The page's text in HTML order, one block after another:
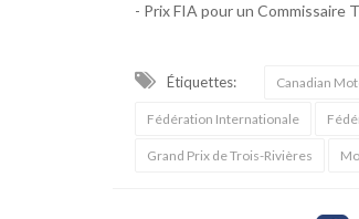
- Prix FIA pour un Commissaire
Étiquettes: Canadian
Fédération Internationale
Grand Prix de Trois-Rivières